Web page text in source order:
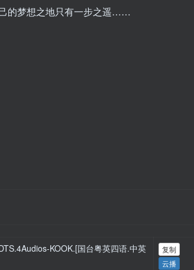
的梦想之地只有一步之遥……
KOOK.[国台粤英四语.中英
复制
云播